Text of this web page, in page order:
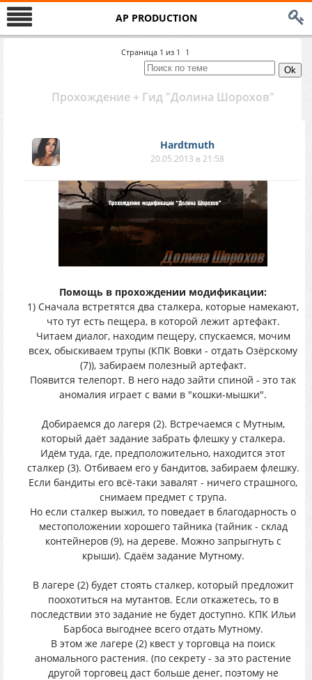
AP PRODUCTION
Страница 1 из 1 1
Прохождение + Гид "Долина Шорохов"
Hardtmuth
20.05.2013 в 21:58
Помощь в прохождении модификации:
1) Сначала встретятся два сталкера, которые намекают,
что тут есть пещера, в которой лежит артефакт.
Читаем диалог, находим пещеру, спускаемся, мочим
всех, обыскиваем трупы (КПК Вовки - отдать Озёрскому
(7)), забираем полезный артефакт.
Появится телепорт. В него надо зайти спиной - это так
аномалия играет с вами в "кошки-мышки".
Добираемся до лагеря (2). Встречаемся с Мутным,
который даёт задание забрать флешку у сталкера.
Идём туда, где, предположительно, находится этот
сталкер (3). Отбиваем его у бандитов, забираем флешку.
Если бандиты его всё-таки завалят - ничего страшного,
снимаем предмет с трупа.
Но если сталкер выжил, то поведает в благодарность о
местоположении хорошего тайника (тайник - склад
контейнеров (9), на дереве. Можно запрыгнуть с
крыши). Сдаём задание Мутному.
В лагере (2) будет стоять сталкер, который предложит
поохотиться на мутантов. Если откажетесь, то в
последствии это задание не будет доступно. КПК Ильи
Барбоса выгоднее всего отдать Мутному.
В этом же лагере (2) квест у торговца на поиск
аномального растения. (по секрету - за это растение
другой торговец даст больше денег, поэтому не